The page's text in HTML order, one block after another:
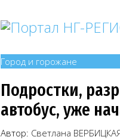
Город и горожане
Подростки,
автобус, уже
Автор: Светлана